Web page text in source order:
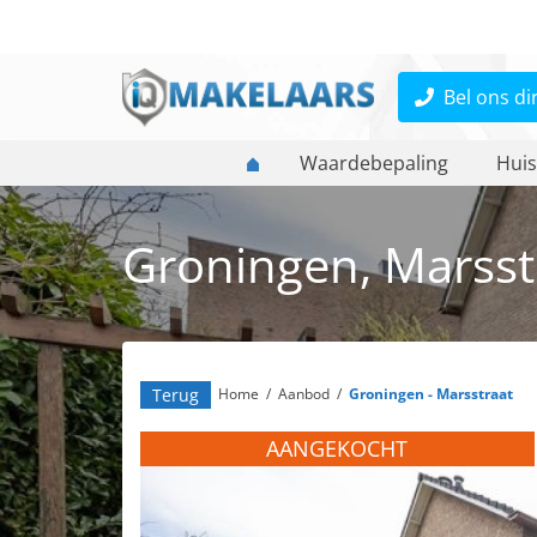
Bel ons
Waardebepaling
Home / Aanbod / Groningen - Marsstraat
Groningen,
Terug
AANGEKOCHT